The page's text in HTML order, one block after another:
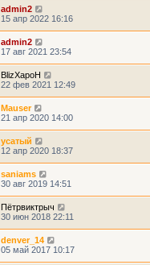
admin2
15 апр 2022 16:16
admin2
17 авг 2021 23:54
BlizXapoH
22 фев 2021 12:49
Mauser
21 апр 2020 14:00
усатый
12 апр 2020 18:37
saniams
30 авг 2019 14:51
Пётрвиктрыч
30 июн 2018 22:11
denver_14
05 май 2017 10:17